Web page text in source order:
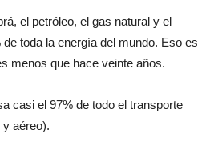
el petróleo, el gas natural y el
toda la energía del mundo. Eso es
menos que hace veinte años.
casi el 97% de todo el transporte
aéreo).